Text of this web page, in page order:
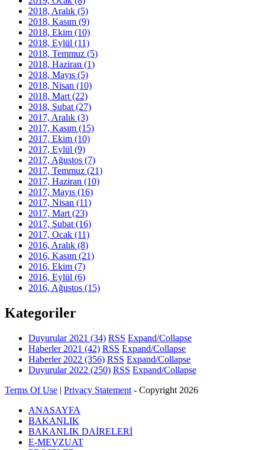
2018, Aralık (5)
2018, Kasım (9)
2018, Ekim (10)
2018, Eylül (11)
2018, Temmuz (5)
2018, Haziran (1)
2018, Mayıs (5)
2018, Nisan (10)
2018, Mart (22)
2018, Şubat (27)
2017, Aralık (3)
2017, Kasım (15)
2017, Ekim (10)
2017, Eylül (9)
2017, Ağustos (7)
2017, Temmuz (21)
2017, Haziran (10)
2017, Mayıs (16)
2017, Nisan (11)
2017, Mart (23)
2017, Şubat (16)
2017, Ocak (11)
2016, Aralık (8)
2016, Kasım (21)
2016, Ekim (7)
2016, Eylül (6)
2016, Ağustos (15)
Kategoriler
Duyurular 2021 (34) RSS Expand/Collapse
Haberler 2021 (42) RSS Expand/Collapse
Haberler 2022 (356) RSS Expand/Collapse
Duyurular 2022 (250) RSS Expand/Collapse
Terms Of Use | Privacy Statement - Copyright 2026
ANASAYFA
BAKANLIK
BAKANLIK DAİRELERİ
E-MEVZUAT